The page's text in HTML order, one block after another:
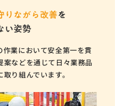
りながら改善 を
い姿勢
作業において安全第一を貫
案などを通じて日々業務品
り組んでいます。